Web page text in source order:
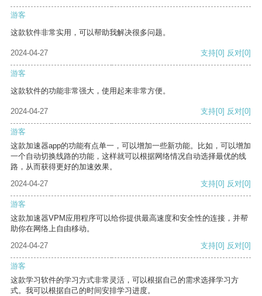
游客
这款软件非常实用，可以帮助我解决很多问题。
2024-04-27 支持[0] 反对[0]
游客
这款软件的功能非常强大，使用起来非常方便。
2024-04-27 支持[0] 反对[0]
游客
这款加速器app的功能有点单一，可以增加一些新功能。比如，可以增加
一个自动切换线路的功能，这样就可以根据网络情况自动选择最优的线
路，从而获得更好的加速效果。
2024-04-27
支持[0] 反对[0]
游客
这款加速器VPM应用程序可以给你提供最高速度和安全性的连接，并帮
助你在网络上自由移动。
2024-04-27
支持[0] 反对[0]
游客
这款学习软件的学习方式非常灵活，可以根据自己的需求选择学习方
式。我可以根据自己的时间安排学习进度。